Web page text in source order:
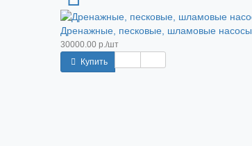
Дренажные, песковые, шламовые насосы
30000.00 р./шт
Купить